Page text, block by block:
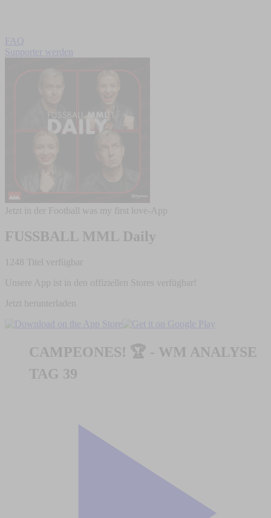
FAQ
Supporter werden
Jetzt in der Football was my first love-App
FUSSBALL MML Daily
1248 Titel verfügbar
Unsere App ist in den offiziellen Stores verfügbar!
Jetzt herunterladen
CAMPEONES! 🏆 - WM ANALYSE
TAG 39